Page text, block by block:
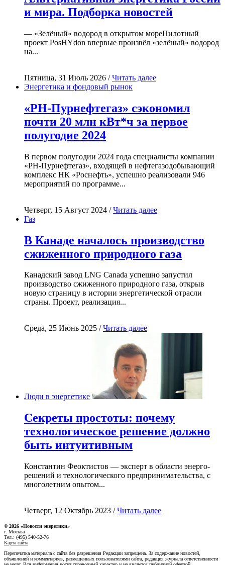
и мира. Подборка новостей
— «Зелёный» водород в открытом мореПилотный
проект PosHYdon впервые произвёл «зелёный» водород
на...
Пятница, 31 Июль 2026 /Читать далее
Энергетика и фондовый рынок
«РН-Пурнефтегаз» сэкономил
почти 20 млн кВт*ч за первое
полугодие 2024
В первом полугодии 2024 года специалисты компании
«РН-Пурнефтегаз», входящей в нефтегазодобывающий
комплекс НК «Роснефть», успешно реализовали 946
мероприятий по программе...
Четверг, 15 Август 2024 /Читать далее
Газ
В Канаде началось производство
сжиженного природного газа
Канадский завод LNG Canada успешно запустил
производство сжиженного природного газа, открыв
новую страницу в истории энергетической отрасли
страны. Проект, реализация...
Среда, 25 Июнь 2025 /Читать далее
Люди в энергетике
Секреты простоты: почему
технологическое решение должно
быть интуитивным
Константин Феоктистов — эксперт в области энерго-
решений и технологического предпринимательства, с
многолетним опытом...
Четверг, 12 Октябрь 2023 /Читать далее
© 2026 «Новости энеретики»
г. Москва
Тел.: (495) 540-52-76
Карта сайта
Перепечатка материала с сайта без разрешения Редакции запрещена. За содержание новостей,
объявлений и комментариев, размещенных пользователями сайта, редакция журнала ответственности